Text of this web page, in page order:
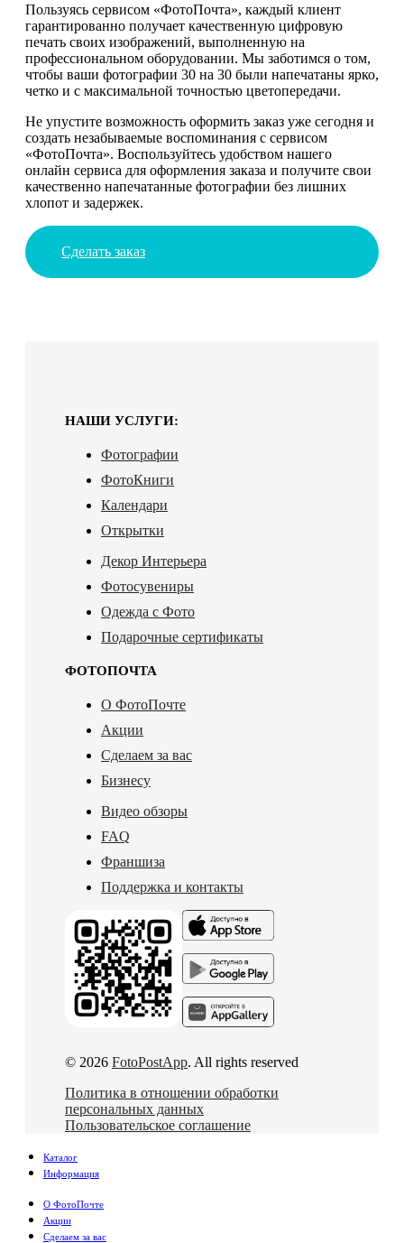
Пользуясь сервисом «ФотоПочта», каждый клиент
гарантированно получает качественную цифровую
печать своих изображений, выполненную на
профессиональном оборудовании. Мы заботимся о том,
чтобы ваши фотографии 30 на 30 были напечатаны ярко,
четко и с максимальной точностью цветопередачи.
Не упустите возможность оформить заказ уже сегодня и
создать незабываемые воспоминания с сервисом
«ФотоПочта». Воспользуйтесь удобством нашего
онлайн сервиса для оформления заказа и получите свои
качественно напечатанные фотографии без лишних
хлопот и задержек.
Сделать заказ
НАШИ УСЛУГИ:
Фотографии
ФотоКниги
Календари
Открытки
Декор Интерьера
Фотосувениры
Одежда с Фото
Подарочные сертификаты
ФОТОПОЧТА
О ФотоПочте
Акции
Сделаем за вас
Бизнесу
Видео обзоры
FAQ
Франшиза
Поддержка и контакты
© 2026 FotoPostApp. All rights reserved
Политика в отношении обработки
персональных данных
Пользовательское соглашение
Каталог
Информация
О ФотоПочте
Акции
Сделаем за вас